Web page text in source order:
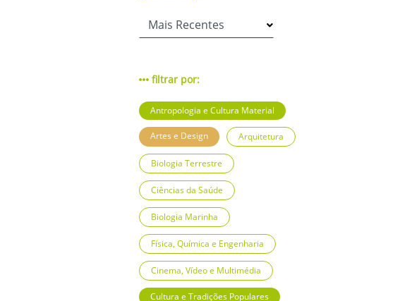
filtrar por:
Antropologia e Cultura Material
Artes e Design Arquitetura
Biologia Terrestre
Ciências da Saúde
Biologia Marinha
Física, Química e Engenharia
Cinema, Vídeo e Multimédia
Cultura e Tradições Populares